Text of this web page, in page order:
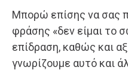
Μπορώ επίσης να σας
φράσης «δεν είμαι το
επίδραση, καθώς και
γνωρίζουμε αυτό και